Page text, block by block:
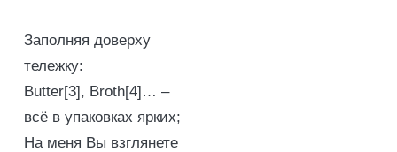
Заполняя доверху
тележку:
Butter[3], Broth[4]… –
всё в упаковках ярких;
На меня Вы взглянете